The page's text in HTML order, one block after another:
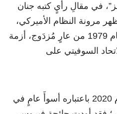
في مقالِ رأيٍ كتبه جنان
مرونة النظام الأميركي،
إنّ الولايات المتحدة عانت عام 1979 من عارٍ مُزدَوج، أزمة
السوفيتي على
وأضاف: في المقابل برزَ عام 2020 باعتباره أسوأَ عامٍ في